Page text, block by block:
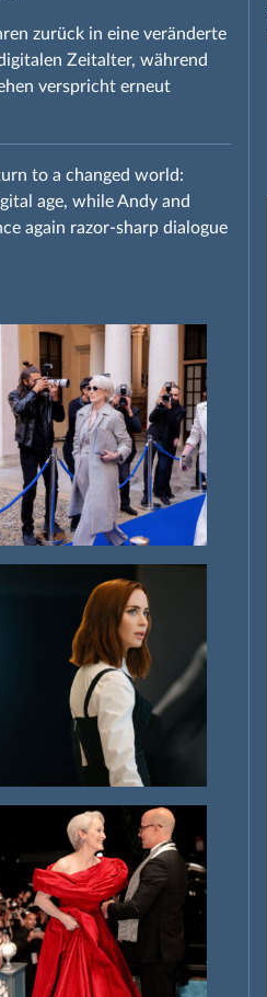
zurück in eine veränderte
Zeitalter, während
verspricht erneut
to a changed world:
age, while Andy and
again razor‑sharp dialogue